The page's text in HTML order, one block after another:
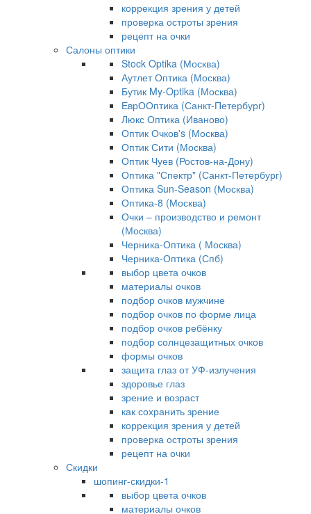
коррекция зрения у детей
проверка остроты зрения
рецепт на очки
Салоны оптики
Stock Optika (Москва)
Аутлет Оптика (Москва)
Бутик My-Optika (Москва)
ЕврООптика (Санкт-Петербург)
Люкс Оптика (Иваново)
Оптик Очков's (Москва)
Оптик Сити (Москва)
Оптик Чуев (Ростов-на-Дону)
Оптика "Спектр" (Санкт-Петербург)
Оптика Sun-Season (Москва)
Оптика-8 (Москва)
Очки – производство и ремонт
(Москва)
Черника-Оптика ( Москва)
Черника-Оптика (Спб)
выбор цвета очков
материалы очков
подбор очков мужчине
подбор очков по форме лица
подбор очков ребёнку
подбор солнцезащитных очков
формы очков
защита глаз от УФ-излучения
здоровье глаз
зрение и возраст
как сохранить зрение
коррекция зрения у детей
проверка остроты зрения
рецепт на очки
Скидки
шопинг-скидки-1
выбор цвета очков
материалы очков